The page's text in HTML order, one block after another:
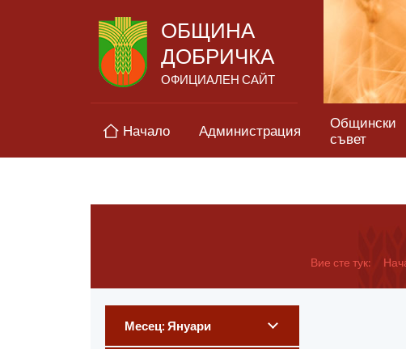
ОБЩИНА
ДОБРИЧКА
ОФИЦИАЛЕН САЙТ
Начало Администрация
Общински
съвет
Вие сте тук:
Месец: Януари